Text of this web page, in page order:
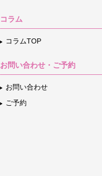
コラム
コラムTOP
お問い合わせ・ご予約
お問い合わせ
ご予約